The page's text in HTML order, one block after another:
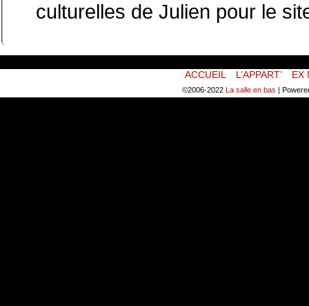
culturelles de Julien pour le
ACCUEIL L’APPART’ EX
©2006-2022 La salle en bas |